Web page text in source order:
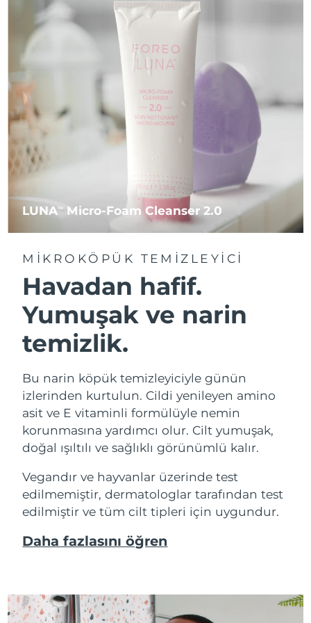
LUNATM Micro-Foam Cleanser 2.0
MIKROKÖPÜK TEMIZLEYICI
Havadan hafif.
Yumuşak ve narin
temizlik.
Bu narin köpük temizleyiciyle günün
izlerinden kurtulun. Cildi yenileyen amino
asit ve E vitaminli formülüyle nemin
korunmasına yardımcı olur. Cilt yumuşak,
doğal ışıltılı ve sağlıklı görünümlü kalır.
Vegandır ve hayvanlar üzerinde test
edilmemiştir, dermatologlar tarafından test
edilmiştir ve tüm cilt tipleri için uygundur.
Daha fazlasını öğren